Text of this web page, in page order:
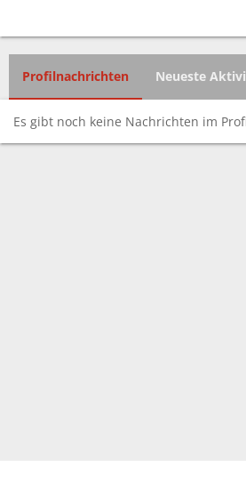
Profilnachrichten Neueste
Es gibt noch keine Nachrichten im